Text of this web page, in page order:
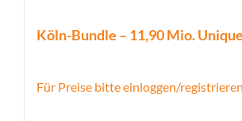
Köln-Bundle – 11,90 Mio.
Für Preise bitte einloggen/registrieren